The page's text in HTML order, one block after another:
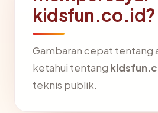
kidsfun.co.id?
Gambaran cepat tentang
ketahui tentang
teknis publik.